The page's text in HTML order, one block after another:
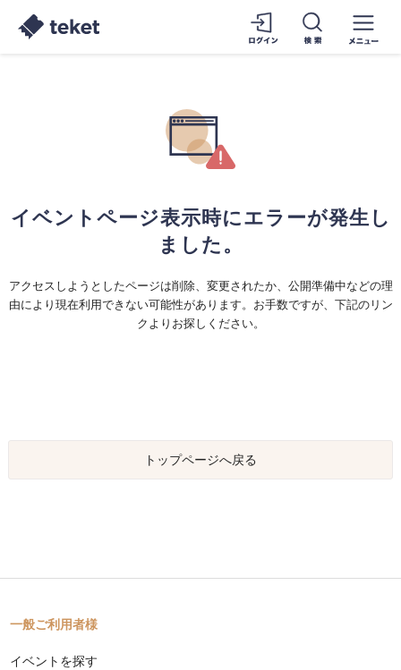
イベントページ表示時にエラーが発生し
ました。
アクセスしようとしたページは削除、変更されたか、公開準備中などの理
由により現在利用できない可能性があります。お手数ですが、下記のリン
クよりお探しください。
トップページへ戻る
一般ご利用者様
イベントを探す